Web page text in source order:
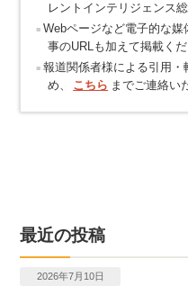
レントインテリジェンス
Webページなど電子的な
事のURLも加えて掲載くだ
報道関係者様による引用
め、
こちら までご連絡い
最近の投稿
2026年7月10日